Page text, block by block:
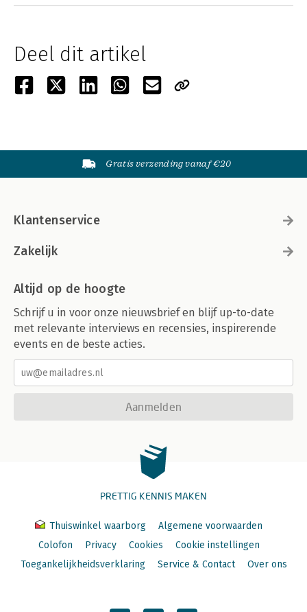
Deel dit artikel
Gratis verzending vanaf €20
Klantenservice
Zakelijk
Altijd op de hoogte
Schrijf u in voor onze nieuwsbrief en blijf up-to-date
met relevante interviews en recensies, inspirerende
events en de beste acties.
Aanmelden
PRETTIG KENNIS MAKEN
Thuiswinkel waarborg
Algemene voorwaarden
Colofon
Privacy Cookies
Cookie instellingen
Toegankelijkheidsverklaring
Service & Contact Over ons